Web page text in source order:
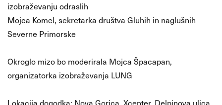
izobraževanju odraslih
Mojca Komel, sekretarka društva Gluhih in naglušnih
Severne Primorske
Okroglo mizo bo moderirala Mojca Špacapan,
organizatorka izobraževanja LUNG
Lokacija dogodka: Nova Gorica, Xcenter, Delpinova ulica